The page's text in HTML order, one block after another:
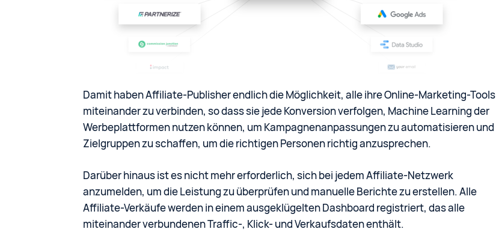
Damit haben Affiliate-Publisher endlich die Möglichkeit, alle ihre Online-Marketing-Tools
miteinander zu verbinden, so dass sie jede Konversion verfolgen, Machine Learning der
Werbeplattformen nutzen können, um Kampagnenanpassungen zu automatisieren und
Zielgruppen zu schaffen, um die richtigen Personen richtig anzusprechen.
Darüber hinaus ist es nicht mehr erforderlich, sich bei jedem Affiliate-Netzwerk
anzumelden, um die Leistung zu überprüfen und manuelle Berichte zu erstellen. Alle
Affiliate-Verkäufe werden in einem ausgeklügelten Dashboard registriert, das alle
miteinander verbundenen Traffic-, Klick- und Verkaufsdaten enthält.